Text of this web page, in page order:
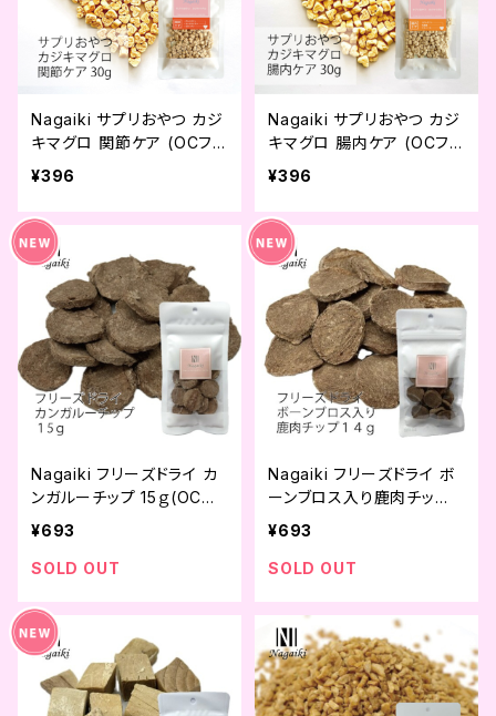
Nagaiki サプリおやつ カジ
キマグロ 関節ケア (OCファ
ーム)
¥396
Nagaiki サプリおやつ カジ
キマグロ 腸内ケア (OCファ
ーム)
¥396
Nagaiki フリーズドライ カ
ンガルーチップ 15ｇ(OCフ
ァーム)
¥693
SOLD OUT
Nagaiki フリーズドライ ボ
ーンブロス入り鹿肉チッ
プ 14ｇ(OCファーム)
¥693
SOLD OUT